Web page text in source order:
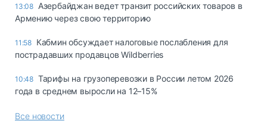
13:08 Азербайджан ведет транзит российских товаров в
Армению через свою территорию
11:58 Кабмин обсуждает налоговые послабления для
пострадавших продавцов Wildberries
10:48 Тарифы на грузоперевозки в России летом 2026
года в среднем выросли на 12–15%
Все новости